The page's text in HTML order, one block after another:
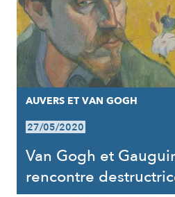
AUVERS ET VAN GOGH
27/05/2020
Van Gogh et
rencontre